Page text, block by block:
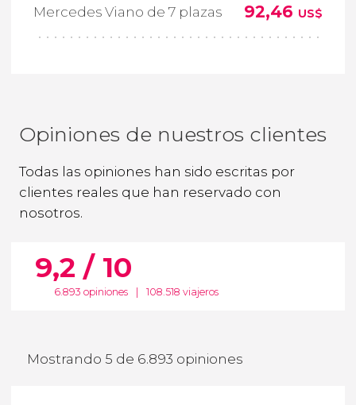
Mercedes Viano de 7 plazas 92,46 US$
Opiniones de nuestros clientes
Todas las opiniones han sido escritas por
clientes reales que han reservado con
nosotros.
9,2 / 10
6.893 opiniones 108.518 viajeros
Mostrando 5 de 6.893 opiniones